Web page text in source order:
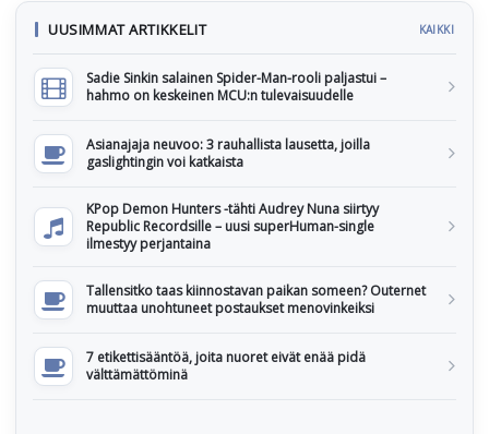
UUSIMMAT ARTIKKELIT KAIKKI
Sadie Sinkin salainen Spider-Man-rooli paljastui –
hahmo on keskeinen MCU:n tulevaisuudelle
Asianajaja neuvoo: 3 rauhallista lausetta, joilla
gaslightingin voi katkaista
KPop Demon Hunters -tähti Audrey Nuna siirtyy
Republic Recordsille – uusi superHuman-single
ilmestyy perjantaina
Tallensitko taas kiinnostavan paikan someen? Outernet
muuttaa unohtuneet postaukset menovinkeiksi
7 etikettisääntöä, joita nuoret eivät enää pidä
välttämättöminä